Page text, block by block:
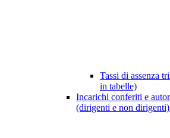
Tassi di assenza
in tabelle)
Incarichi conferiti e
(dirigenti e non dirigenti)